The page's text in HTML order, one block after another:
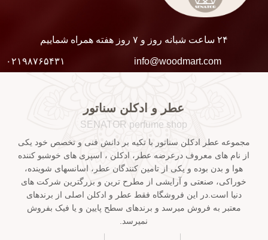
۲۴ ساعت شبانه روز و ۷ روز هفته همراه شماییم
info@woodmart.com ۰۲۱۹۸۷۶۵۴۳۱
عطر و ادکلن سناتور
SENATOR perfume shop
مجموعه عطر ادکلن سناتور با تکیه بر دانش فنی و تخصص خود یکی
از نام های معروف درعرضه عطر، ادکلن ، اسپری های خوشبو کننده
هوا و بدن بوده و یکی از تامین کنندگان عطر، اسانسهای شوینده،
خوراکی، صنعتی و آرایشی از مطرح ترین و بزرگترین شرکت های
دنیا است.در این فروشگاه فقط عطر و ادکلن اصلی از برندهای
معتبر به فروش میرسد و برندهای سطح پایین و یا فیک بفروش
نمیرسد.